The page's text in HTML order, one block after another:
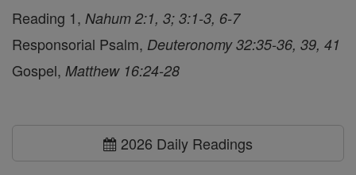
Reading 1, Nahum 2:1, 3; 3:1-3, 6-7
Responsorial Psalm, Deuteronomy 32:35-36, 39, 41
Gospel, Matthew 16:24-28
2026 Daily Readings